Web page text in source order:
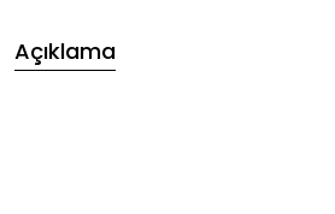
Açıklama